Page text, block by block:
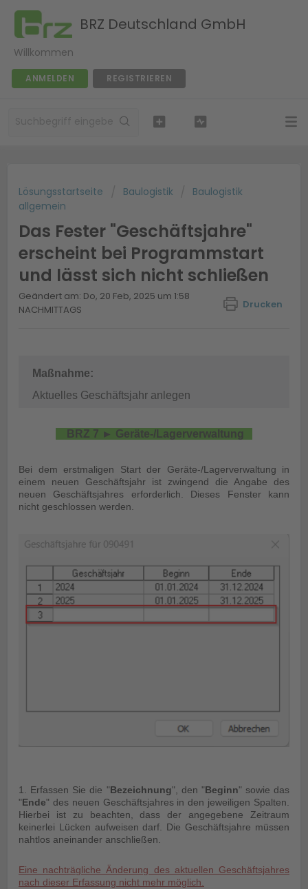
BRZ Deutschland GmbH
Willkommen
ANMELDEN REGISTRIEREN
Lösungsstartseite Baulogistik
Baulogistik
allgemein
Das Fester "Geschäftsjahre"
erscheint bei Programmstart
und lässt sich nicht schließen
Drucken
Geändert am: Do, 20 Feb, 2025 um 1:58
NACHMITTAGS
Maßnahme:
Aktuelles Geschäftsjahr anlegen
BRZ 7 ► Geräte-/Lagerverwaltung
Bei dem erstmaligen Start der Geräte-/Lagerverwaltung in
einem neuen Geschäftsjahr ist zwingend die Angabe des
neuen Geschäftsjahres erforderlich. Dieses Fenster kann
nicht geschlossen werden.
1. Erfassen Sie die "Bezeichnung", den "Beginn" sowie das
"Ende" des neuen Geschäftsjahres in den jeweiligen Spalten.
Hierbei ist zu beachten, dass der angegebene Zeitraum
keinerlei Lücken aufweisen darf. Die Geschäftsjahre müssen
nahtlos aneinander anschließen.
Eine nachträgliche Änderung des aktuellen Geschäftsjahres
nach dieser Erfassung nicht mehr möglich.